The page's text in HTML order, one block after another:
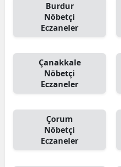
Burdur
Nöbetçi
Eczaneler
Çanakkale
Nöbetçi
Eczaneler
Çorum
Nöbetçi
Eczaneler